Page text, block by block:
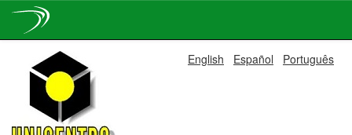
navigation
English Español Português